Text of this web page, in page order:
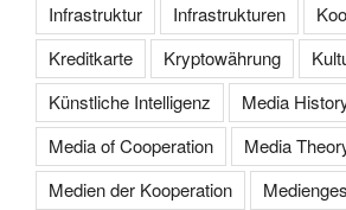
Infrastruktur
Infrastrukturen
Kreditkarte
Kryptowährung
Künstliche Intelligenz
Media
Media of Cooperation
Media
Medien der Kooperation